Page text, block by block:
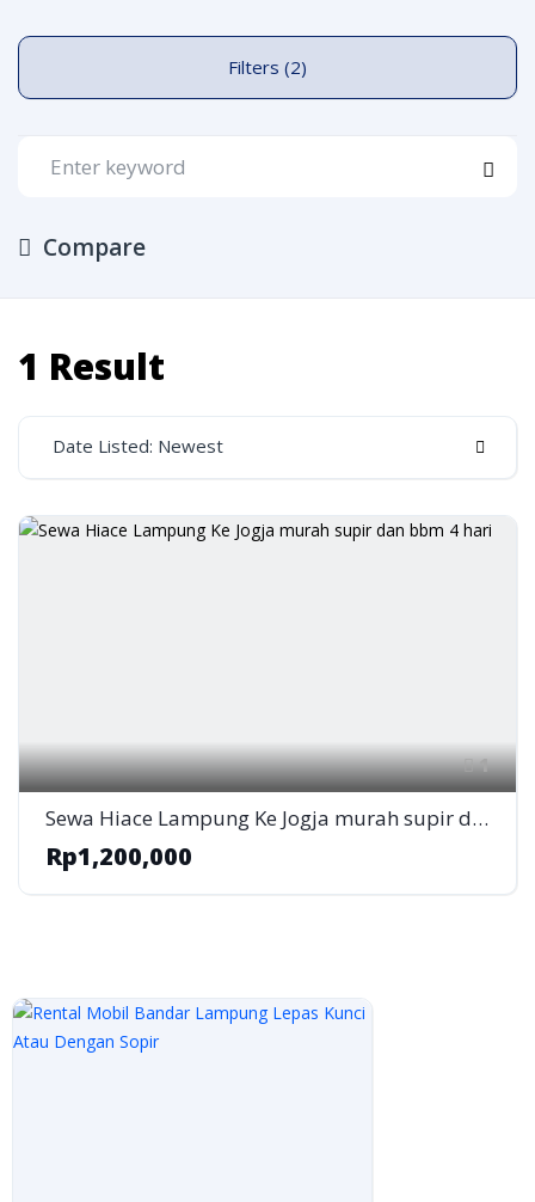
Filters (2)
Compare
1 Result
Date Listed: Newest
1
Sewa Hiace Lampung Ke Jogja murah supir dan bbm 4 hari
Rp1,200,000